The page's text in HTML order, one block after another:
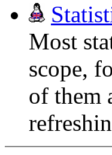
Most
scope,
of them